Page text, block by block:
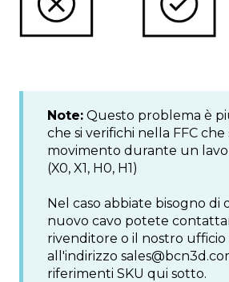
Note: Questo problema è
che si verifichi nella FFC che
movimento durante un
(X0, X1, H0, H1)
Nel caso abbiate bisogno di
nuovo cavo potete
rivenditore o il nostro
all'indirizzo
riferimenti SKU qui sotto.